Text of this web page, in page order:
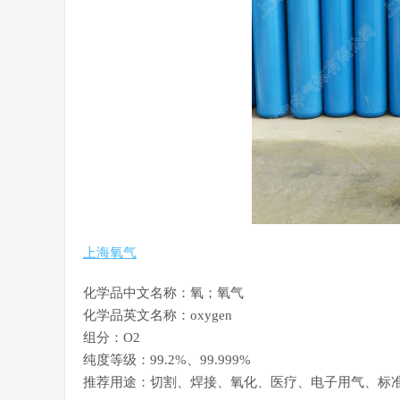
上海氧气
化学品中文名称：氧；氧气
化学品英文名称：oxygen
组分：O2
纯度等级：99.2%、99.999%
推荐用途：切割、焊接、氧化、医疗、电子用气、标